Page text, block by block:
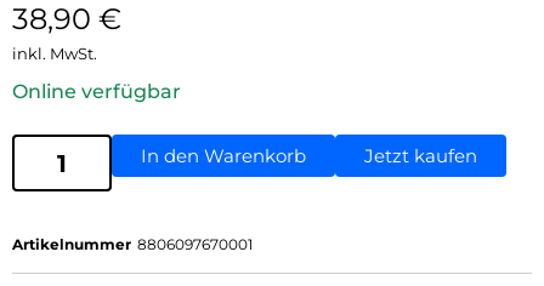
38,90 €
inkl. MwSt.
Online verfügbar
In den Warenkorb Jetzt kaufen
Artikelnummer 8806097670001